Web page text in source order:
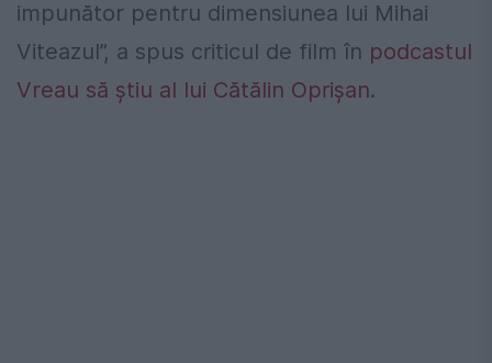
impunător pentru dimensiunea lui Mihai
Viteazul”, a spus criticul de film în podcastul
Vreau să știu al lui Cătălin Oprișan.